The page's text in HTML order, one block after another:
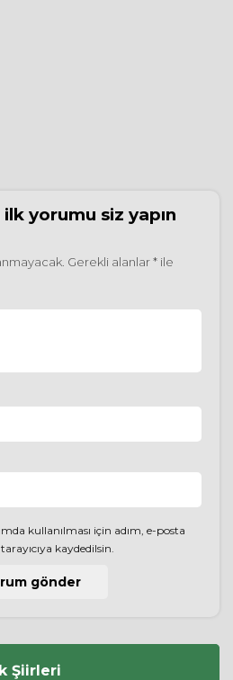
ilk yorumu siz yapın
Gerekli alanlar* ile
kullanılması için adım, e-posta
kaydedilsin.
Şiirleri